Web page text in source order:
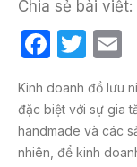
Chia sẻ bài viết:
F
c
e
b
T
w
itt
er
Kinh doanh đồ lưu
đặc biệt với sự gia
handmade và các
nhiên, để kinh